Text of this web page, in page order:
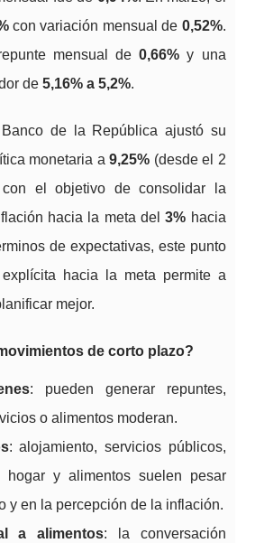
con variación mensual de 0,52%.
mensual de0,66% y una
de 5,16% a 5,2%.
de la República ajustó su
monetaria a9,25% (desde el 2
el objetivo de consolidar la
hacia la meta del3% hacia
de expectativas, este punto
hacia la meta permite a
mejor.
de corto plazo?
: pueden generar repuntes,
o alimentos moderan.
: alojamiento, servicios públicos,
hogar y alimentos suelen pesar
y en la percepción de la inflación.
a alimentos: la conversación